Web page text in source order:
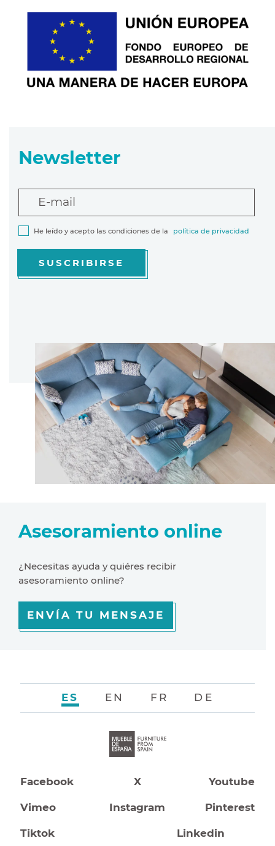
Newsletter
E-mail
He leído y acepto las condiciones de la política de privacidad
SUSCRIBIRSE
Asesoramiento online
¿Necesitas ayuda y quiéres recibir
asesoramiento online?
ENVÍA TU MENSAJE
Facebook X Youtube
Vimeo Instagram Pinterest
Tiktok Linkedin
ES EN FR DE